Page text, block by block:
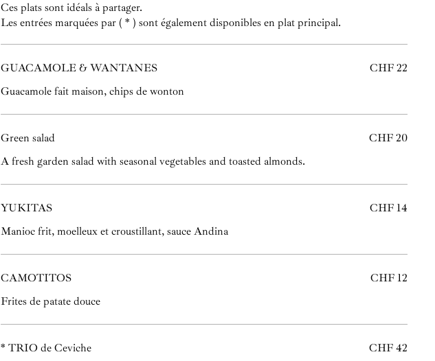
Ces plats sont idéals à partager.
Les entrées marquées par ( * ) sont également disponibles en plat principal.
GUACAMOLE & WANTANES
Guacamole fait maison, chips de wonton
CHF 22
Green salad
A fresh garden salad with seasonal vegetables and toasted almonds.
CHF 20
YUKITAS
Manioc frit, moelleux et croustillant, sauce Andina
CHF 14
CAMOTITOS
Frites de patate douce
CHF 12
* TRIO de Ceviche
CHF 42